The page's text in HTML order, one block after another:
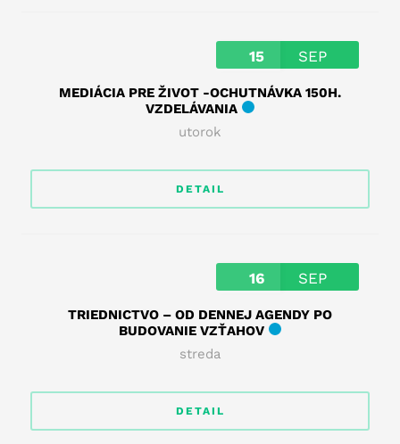
15 SEP
MEDIÁCIA PRE ŽIVOT -OCHUTNÁVKA 150H.
VZDELÁVANIA
utorok
DETAIL
16 SEP
TRIEDNICTVO – OD DENNEJ AGENDY PO
BUDOVANIE VZŤAHOV
streda
DETAIL